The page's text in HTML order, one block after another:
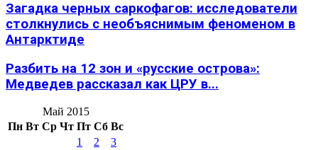
Загадка черных саркофагов: исследователи
столкнулись с необъяснимым феноменом в
Антарктиде
Разбить на 12 зон и «русские острова»:
Медведев рассказал как ЦРУ в...
Май 2015
Пн Вт Ср Чт Пт Сб Вс
1
2
3